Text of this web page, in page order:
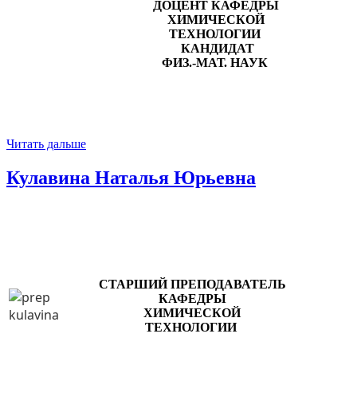
ДОЦЕНТ КАФЕДРЫ
ХИМИЧЕСКОЙ
ТЕХНОЛОГИИ
КАНДИДАТ
ФИЗ.-МАТ. НАУК
Читать дальше
Кулавина Наталья Юрьевна
СТАРШИЙ ПРЕПОДАВАТЕЛЬ
КАФЕДРЫ
ХИМИЧЕСКОЙ
ТЕХНОЛОГИИ